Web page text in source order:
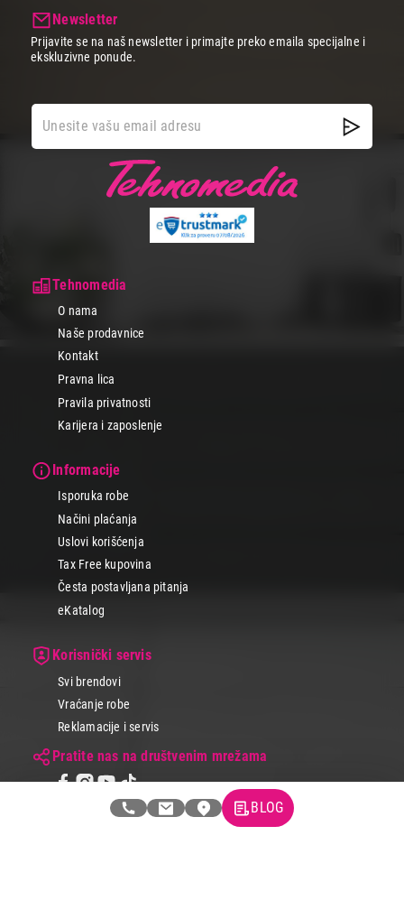
Tehnomedia
O nama
Naše prodavnice
Kontakt
Pravna lica
Pravila privatnosti
Karijera i zaposlenje
Informacije
Isporuka robe
Načini plaćanja
Uslovi korišćenja
Tax Free kupovina
Česta postavljana pitanja
eKatalog
Korisnički servis
Svi brendovi
Vraćanje robe
Reklamacije i servis
Pratite nas na društvenim mrežama
Newsletter
Prijavite se na naš newsletter i primajte preko emaila specijalne i
ekskluzivne ponude.
BLOG